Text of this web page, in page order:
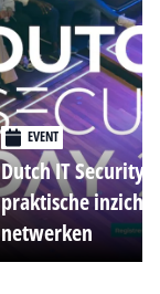
EVENT
Dutch IT Security
praktische
netwerken